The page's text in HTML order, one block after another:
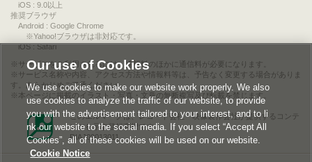
iOS : 9.0以上
推奨ブラウザ
Android : Google Chrome
※Yahoo!ブラウザは非対応です。
iOS : Safari
サービスをご利用されるには、情報料のほかに通信料が必要になります。
サービス名称や内容、アクセス方法や情報料等は、予告なく変更する場合がありま
す。あらかじめご了承ください。
本ページに掲載のイラスト・写真・文章の無断複写及び転載を禁じます。
このエルマークは、レコード会社・映像製作会社が提供するコンテ
ンツを示す登録商標です。
RIAJ00013011
Our use of Cookies
We use cookies to make our website work properly. We also
use cookies to analyze the traffic of our website, to provide
you with the advertisement tailored to your interest, and to li
nk our website to the social media. If you select “Accept All
Cookies”, all of these cookies will be used on our website.
Cookie Notice